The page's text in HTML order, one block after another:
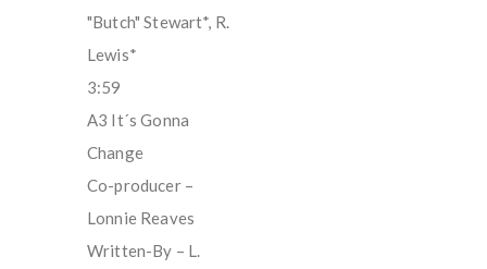
"Butch" Stewart*, R.
Lewis*
3:59
A3 It´s Gonna
Change
Co-producer –
Lonnie Reaves
Written-By – L.